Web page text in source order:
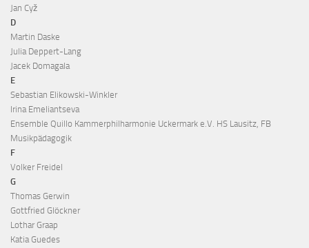
Jan Cyž
D
Martin Daske
Julia Deppert-Lang
Jacek Domagala
E
Sebastian Elikowski-Winkler
Irina Emeliantseva
Ensemble Quillo Kammerphilharmonie Uckermark e.V. HS Lausitz, FB
Musikpädagogik
F
Volker Freidel
G
Thomas Gerwin
Gottfried Glöckner
Lothar Graap
Katia Guedes